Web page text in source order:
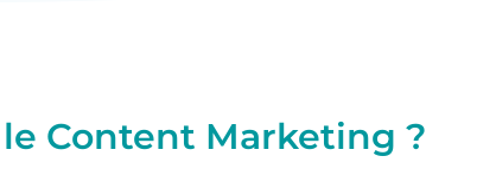
le Content Marketing ?